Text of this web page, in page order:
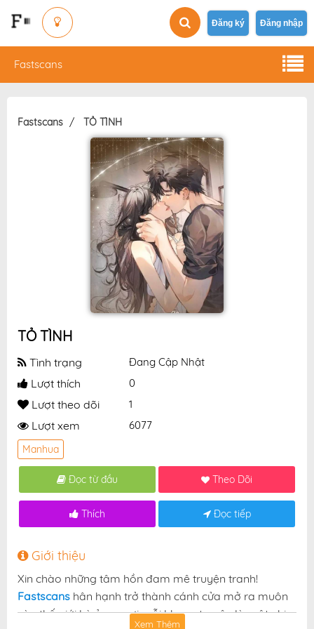
Đăng ký Đăng nhập
Fastscans
Fastscans TỎ TÌNH
TỎ TÌNH
Tình trạng Đang Cập Nhật
Lượt thích 0
Lượt theo dõi 1
Lượt xem 6077
Manhua
Đọc từ đầu Theo Dõi
Thích Đọc tiếp
Giới thiệu
Xin chào những tâm hồn đam mê truyện tranh!
Fastscans hân hạnh trở thành cánh cửa mở ra muôn
vàn thế giới kỳ ảo — nơi mỗi khung truyện là một nhịp
Xem Thêm